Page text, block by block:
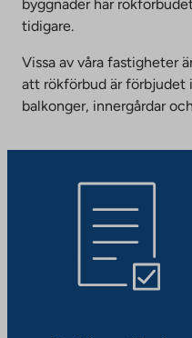
byggnader har
tidigare.
Vissa av våra fastigheter
att rökförbud är förbjudet
balkonger, innergårdar